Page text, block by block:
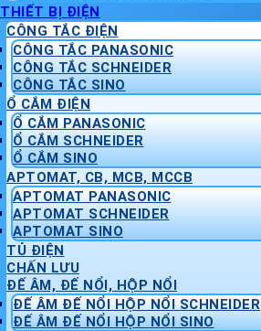
THIẾT BỊ ĐIỆN
CÔNG TẮC ĐIỆN
CÔNG TẮC PANASONIC
CÔNG TẮC SCHNEIDER
CÔNG TẮC SINO
Ổ CẮM ĐIỆN
Ổ CẮM PANASONIC
Ổ CẮM SCHNEIDER
Ổ CẮM SINO
APTOMAT, CB, MCB, MCCB
APTOMAT PANASONIC
APTOMAT SCHNEIDER
APTOMAT SINO
TỦ ĐIỆN
CHẤN LƯU
ĐẾ ÂM, ĐẾ NỔI, HỘP NỔI
ĐẾ ÂM ĐẾ NỔI HỘP NỔI SCHNEIDER
ĐẾ ÂM ĐẾ NỔI HỘP NỔI SINO